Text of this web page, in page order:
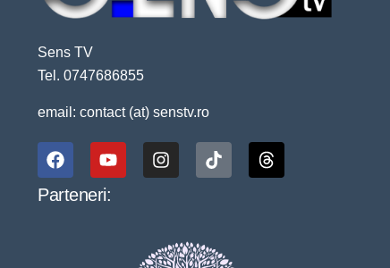
Sens TV
Tel. 0747686855
email: contact (at) senstv.ro
Parteneri: